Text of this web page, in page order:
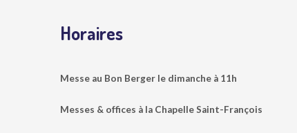
Horaires
Messe au Bon Berger le dimanche à 11h
Messes & offices à la Chapelle Saint-François